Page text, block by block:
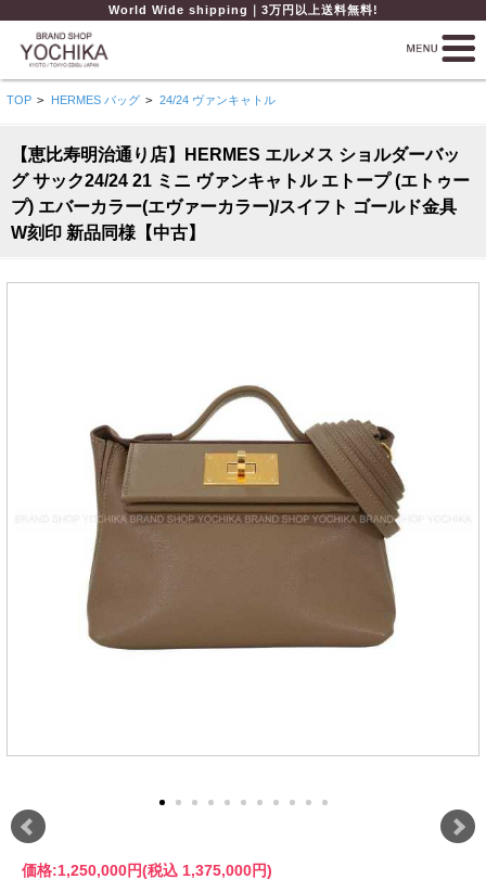
World Wide shipping｜3万円以上送料無料!
TOP > HERMES バッグ > 24/24 ヴァンキャトル
【恵比寿明治通り店】HERMES エルメス ショルダーバッ
グ サック24/24 21 ミニ ヴァンキャトル エトープ (エトゥー
プ) エバーカラー(エヴァーカラー)/スイフト ゴールド金具
W刻印 新品同様【中古】
価格:1,250,000円(税込 1,375,000円)